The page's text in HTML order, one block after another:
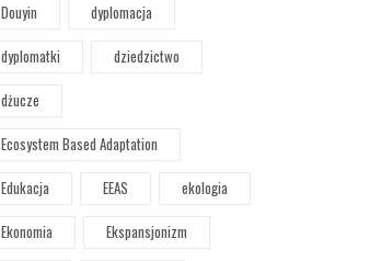
Douyin
dyplomacja
dyplomatki
dziedzictwo
dżucze
Ecosystem Based Adaptation
Edukacja
EEAS
ekologia
Ekonomia
Ekspansjonizm